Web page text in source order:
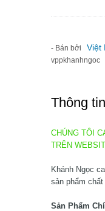
- Bán bởi Việt
vppkhanhngoc
Thông
CHÚNG TÔI
TRÊN
Khánh Ngọc
sản phẩm
Sản Phẩm